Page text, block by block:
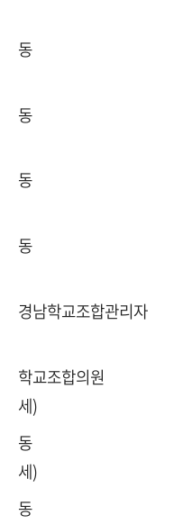
경
동 김봉
경
동 우영
경
동 김병
경
동 김병
경
경남학교조합관리
에히메
학교조합의원 후
세) 치바
동 사토 구
세) 도쿠시
동 고지마 리